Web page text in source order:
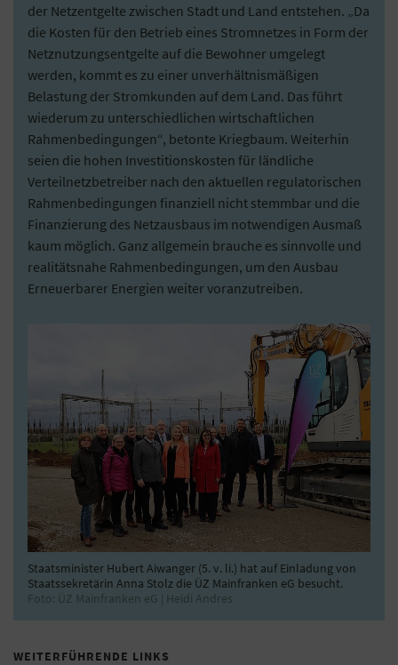
der Netzentgelte zwischen Stadt und Land entstehen. „Da
die Kosten für den Betrieb eines Stromnetzes in Form der
Netznutzungsentgelte auf die Bewohner umgelegt
werden, kommt es zu einer unverhältnismäßigen
Belastung der Stromkunden auf dem Land. Das führt
wiederum zu unterschiedlichen wirtschaftlichen
Rahmenbedingungen“, betonte Kriegbaum. Weiterhin
seien die hohen Investitionskosten für ländliche
Verteilnetzbetreiber nach den aktuellen regulatorischen
Rahmenbedingungen finanziell nicht stemmbar und die
Finanzierung des Netzausbaus im notwendigen Ausmaß
kaum möglich. Ganz allgemein brauche es sinnvolle und
realitätsnahe Rahmenbedingungen, um den Ausbau
Erneuerbarer Energien weiter voranzutreiben.
Staatsminister Hubert Aiwanger (5. v. li.) hat auf Einladung von
Staatssekretärin Anna Stolz die ÜZ Mainfranken eG besucht.
Foto: ÜZ Mainfranken eG | Heidi Andres
WEITERFÜHRENDE LINKS